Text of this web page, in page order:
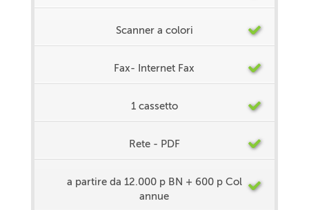
Scanner a colori
Fax- Internet Fax
1 cassetto
Rete - PDF
a partire da 12.000 p BN + 600 p Col
annue